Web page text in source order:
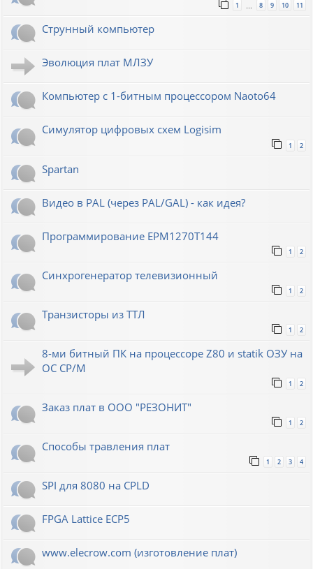
1 … 8 9 10 11
Струнный компьютер
Эволюция плат МЛЗУ
Компьютер с 1-битным процессором Naoto64
Симулятор цифровых схем Logisim
1 2
Spartan
Видео в PAL (через PAL/GAL) - как идея?
Программирование EPM1270T144
1 2
Синхрогенератор телевизионный
1 2
Транзисторы из ТТЛ
1 2
8-ми битный ПК на процессоре Z80 и statik ОЗУ на
ОС СР/М
1 2
Заказ плат в ООО "РЕЗОНИТ"
1 2
Способы травления плат
1 2 3 4
SPI для 8080 на CPLD
FPGA Lattice ECP5
www.elecrow.com (изготовление плат)